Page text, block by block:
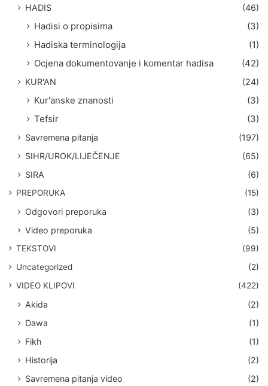
HADIS (46)
Hadisi o propisima
(3)
Hadiska terminologija
(1)
Ocjena dokumentovanje i komentar hadisa
(42)
KUR'AN (24)
Kur'anske znanosti
(3)
Tefsir
(3)
Savremena pitanja
(197)
SIHR/UROK/LIJEČENJE
(65)
SIRA
(6)
PREPORUKA (15)
Odgovori preporuka
(3)
Video preporuka
(5)
TEKSTOVI
(99)
Uncategorized
(2)
VIDEO KLIPOVI
(422)
Akida
(2)
Dawa
(1)
Fikh
(1)
Historija
(2)
Savremena pitanja video
(2)